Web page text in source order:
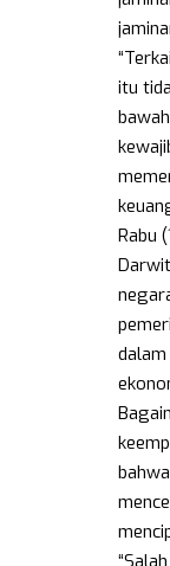
itu
Rabu